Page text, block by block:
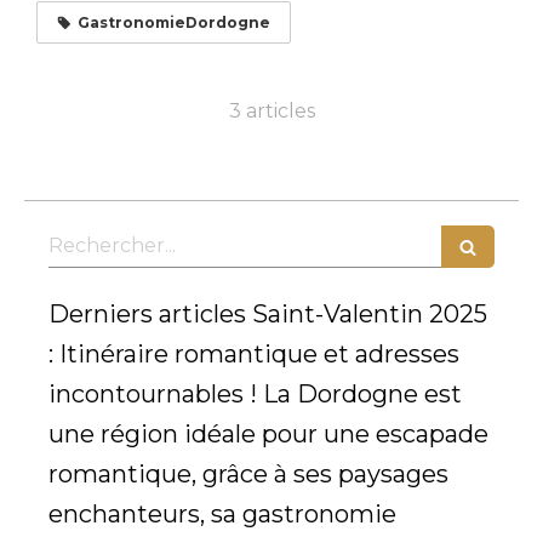
GastronomieDordogne
3 articles
Rechercher
Derniers articles Saint-Valentin 2025
: Itinéraire romantique et adresses
incontournables ! La Dordogne est
une région idéale pour une escapade
romantique, grâce à ses paysages
enchanteurs, sa gastronomie